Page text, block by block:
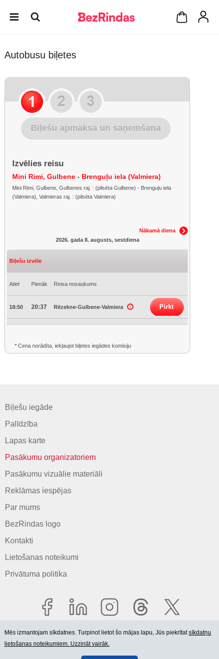
Autobusu biļetes
Biļešu apmaksa un saņemšana
Izvēlies reisu
Mini Rimi, Gulbene - Brenguļu iela (Valmiera)
Mini Rimi, Gulbene, Gulbenes raj. : (pilsēta Gulbene) - Brenguļu iela
(Valmiera), Valmieras raj. : (pilsēta Valmiera)
Nākamā diena
2026. gada 8. augusts, sestdiena
Biļešu izvēle
Atiet Pienāk Reisa nosaukums
18:50 20:37 Rēzekne-Gulbene-Valmiera Pirkt
* Cena norādīta, iekļaujot biļetes iegādes komisiju
Biļešu iegāde
Palīdzība
Lapas karte
Pasākumu organizatoriem
Pasākumu vizuālie materiāli
Reklāmas iespējas
Par mums
BezRindas logo
Kontakti
Lietošanas noteikumi
Privātuma politika
© 2006-2026 SIA "BEZRINDAS.LV".
Mēs izmantojam sīkdatnes. Turpinot lietot šo mājas lapu, Jūs piekrītatsīkdatņu
lietošanas noteikumiem. Uzzināt vairāk.